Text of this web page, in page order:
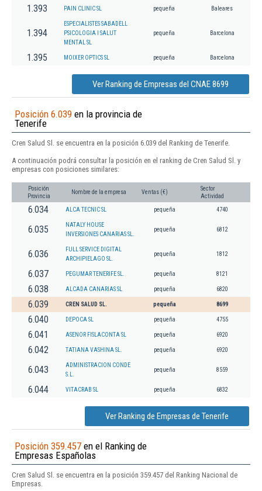
1.393 PAIN CLINIC SL pequeña Baleares
1.394
ESPECIALISTES SABADELL
PSICOLOGIA I SALUT
MENTAL SL
pequeña Barcelona
1.395 MOIXER OPTICS SL pequeña Barcelona
Ver Ranking de Empresas del CNAE 8699
Posición 6.039 en la provincia de
Tenerife
Cren Salud Sl. se encuentra en la posición 6.039 del Ranking de Tenerife.
A continuación podrá consultar la posición en el ranking de Cren Salud Sl. y
empresas con posiciones similares:
Posición
Provincia
Nombre de la empresa Ventas (€)
Sector
Actividad
6.034 ALCA TECNIC SL pequeña 4740
6.035
NATALY HOUSE
INVERSIONES CANARIAS SL.
pequeña 6812
6.036
FULL SERVICE DIGITAL
ARCHIPIELAGO SL.
pequeña 1812
6.037 PEGUMAR TENERIFE SL. pequeña 8121
6.038 ALCADA CANARIAS SL pequeña 6820
6.039 CREN SALUD SL. pequeña 8699
6.040 DEPOCA SL pequeña 4755
6.041 ASENOR FISLACONTA SL pequeña 6920
6.042 TATIANA VASHINA SL. pequeña 6920
6.043
ADMINISTRACION CONDE
S.L.
pequeña 8559
6.044 VITACRAB SL pequeña 6832
Ver Ranking de Empresas de Tenerife
Posición 359.457 en el Ranking de
Empresas Españolas
Cren Salud Sl. se encuentra en la posición 359.457 del Ranking Nacional de
Empresas.